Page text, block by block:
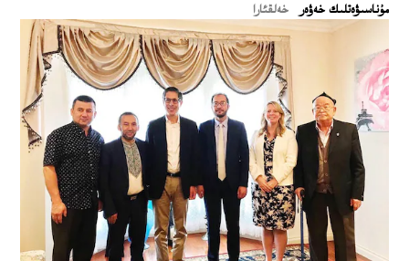
ﻣﯘﻧﺎﺳﯩﯟﻩﺗﻠﯩﻚ ﺧﻪﯞﻩﺭ خەلقئارا